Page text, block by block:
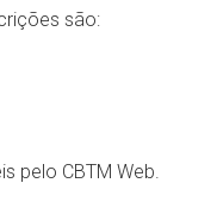
são:
pelo CBTM Web.